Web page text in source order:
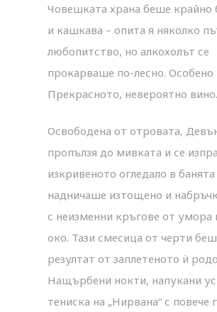
Човешката храна беше крайно
и кашкава – опита я няколко
любопитство, но алкохолът се
прокарваше по-лесно. Особено
Прекрасното, невероятно вино.
Освободена от отровата,
пропълзя до мивката и се
изкривеното огледало в банята
надничаше изтощено и
с неизменни кръгове от умора
око. Тази смесица от черти
резултат от заплетеното ѝ
Нащърбени нокти, напукани
тениска на „Нирвана“ с повече